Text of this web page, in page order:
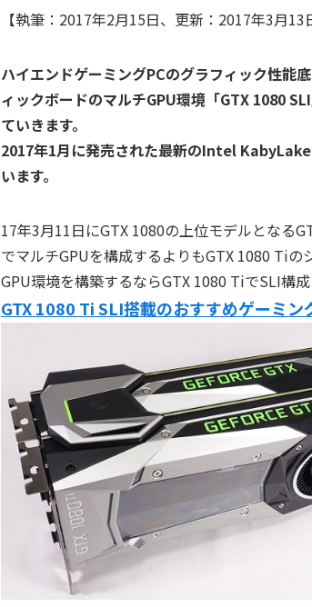
【執筆：2017年2月15日、更新：2017年3月13
ハイエンドゲーミングPCのグラフィック性能
ィックボードのマルチGPU環境「GTX 1080
ていきます。
2017年1月に発売された最新のIntel
います。
17年3月11日にGTX 1080の上位モデルとなる
でマルチGPUを構成するよりもGTX 1080 Ti
GPU環境を構築するならGTX 1080 TiでSLI構成
GTX 1080 Ti SLI搭載のおすすめゲーミン